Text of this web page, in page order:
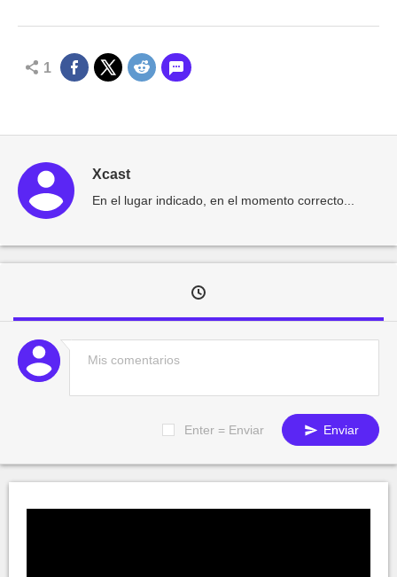
1
Xcast
En el lugar indicado, en el momento correcto...
Enter = Enviar Enviar